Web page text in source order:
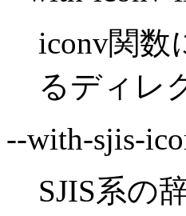
iconv関数
るディレ
--with-sjis-
SJIS系の